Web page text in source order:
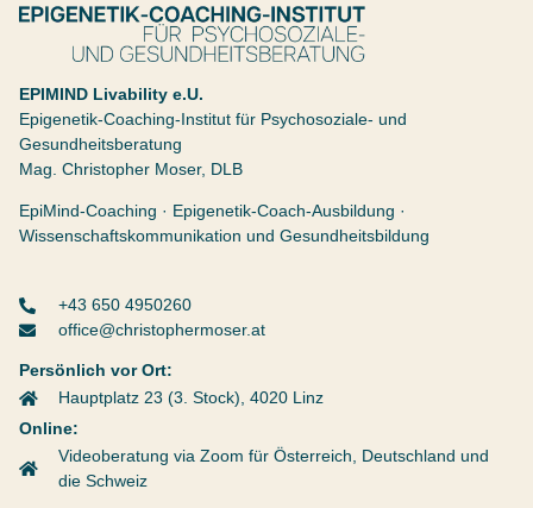
Christopher Moser
Epigenetik Coaching Institut
EPIMIND Livability e.U.
Epigenetik-Coaching-Institut für Psychosoziale- und
Gesundheitsberatung
Mag. Christopher Moser, DLB
EpiMind-Coaching · Epigenetik-Coach-Ausbildung ·
Wissenschaftskommunikation und Gesundheitsbildung
+43 650 4950260
office@christophermoser.at
Persönlich vor Ort:
Hauptplatz 23 (3. Stock), 4020 Linz
Online:
Videoberatung via Zoom für Österreich, Deutschland und
die Schweiz